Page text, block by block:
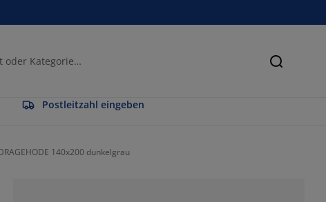
Suchen
Postleitzahl eingeben
140x200 dunkelgrau